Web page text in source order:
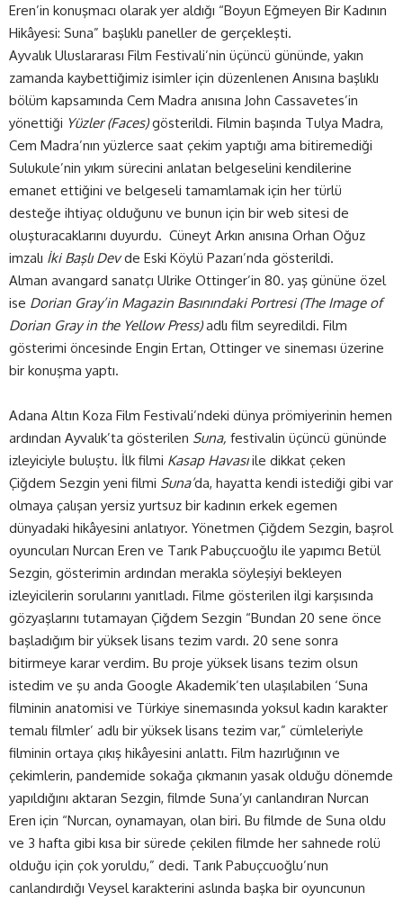
Eren’in konuşmacı olarak yer aldığı “Boyun Eğmeyen Bir Kadının
Hikâyesi: Suna” başlıklı paneller de gerçekleşti.
Ayvalık Uluslararası Film Festivali’nin üçüncü gününde, yakın
zamanda kaybettiğimiz isimler için düzenlenen Anısına başlıklı
bölüm kapsamında Cem Madra anısına John Cassavetes’in
yönettiği Yüzler (Faces)gösterildi. Filmin başında Tulya Madra,
Cem Madra’nın yüzlerce saat çekim yaptığı ama bitiremediği
Sulukule’nin yıkım sürecini anlatan belgeselini kendilerine
emanet ettiğini ve belgeseli tamamlamak için her türlü
desteğe ihtiyaç olduğunu ve bunun için bir web sitesi de
oluşturacaklarını duyurdu. Cüneyt Arkın anısına Orhan Oğuz
imzalı İki Başlı Devde Eski Köylü Pazarı’nda gösterildi.
Alman avangard sanatçı Ulrike Ottinger’in 80. yaş gününe özel
ise Dorian Gray’in Magazin Basınındaki Portresi (The Image of
Dorian Gray in the Yellow Press)adlı film seyredildi. Film
gösterimi öncesinde Engin Ertan, Ottinger ve sineması üzerine
bir konuşma yaptı.
Adana Altın Koza Film Festivali’ndeki dünya prömiyerinin hemen
ardından Ayvalık’ta gösterilen Suna, festivalin üçüncü gününde
izleyiciyle buluştu. İlk filmi Kasap Havasıile dikkat çeken
Çiğdem Sezgin yeni filmi Suna’da, hayatta kendi istediği gibi var
olmaya çalışan yersiz yurtsuz bir kadının erkek egemen
dünyadaki hikâyesini anlatıyor. Yönetmen Çiğdem Sezgin, başrol
oyuncuları Nurcan Eren ve Tarık Pabuçcuoğlu ile yapımcı Betül
Sezgin, gösterimin ardından merakla söyleşiyi bekleyen
izleyicilerin sorularını yanıtladı. Filme gösterilen ilgi karşısında
gözyaşlarını tutamayan Çiğdem Sezgin “Bundan 20 sene önce
başladığım bir yüksek lisans tezim vardı. 20 sene sonra
bitirmeye karar verdim. Bu proje yüksek lisans tezim olsun
istedim ve şu anda Google Akademik’ten ulaşılabilen ‘Suna
filminin anatomisi ve Türkiye sinemasında yoksul kadın karakter
temalı filmler’ adlı bir yüksek lisans tezim var,” cümleleriyle
filminin ortaya çıkış hikâyesini anlattı. Film hazırlığının ve
çekimlerin, pandemide sokağa çıkmanın yasak olduğu dönemde
yapıldığını aktaran Sezgin, filmde Suna’yı canlandıran Nurcan
Eren için “Nurcan, oynamayan, olan biri. Bu filmde de Suna oldu
ve 3 hafta gibi kısa bir sürede çekilen filmde her sahnede rolü
olduğu için çok yoruldu,” dedi. Tarık Pabuçcuoğlu’nun
canlandırdığı Veysel karakterini aslında başka bir oyuncunun